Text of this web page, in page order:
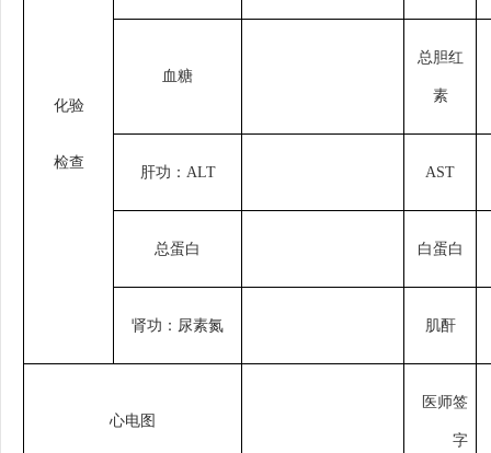
化验
检查
血糖
总胆红
素
肝功： ALT AST
总蛋白 白蛋白
肾功：尿素氮 肌酐
心电图
医师签
字